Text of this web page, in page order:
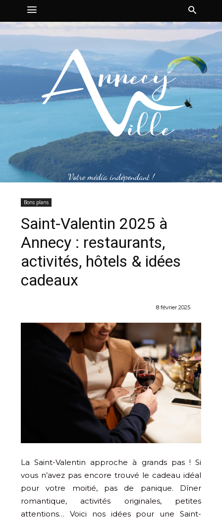
Votre média indépendant !
Bons plans
Saint-Valentin 2025 à
Annecy : restaurants,
activités, hôtels & idées
cadeaux
8 février 2025
La Saint-Valentin approche à grands pas ! Si
vous n’avez pas encore trouvé le cadeau idéal
pour votre moitié, pas de panique. Dîner
romantique, activités originales, petites
attentions… Voici nos idées pour une Saint-